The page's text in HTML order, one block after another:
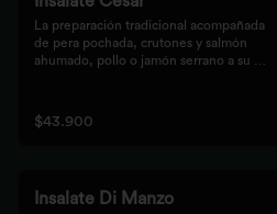
La preparación tradicional acompañada
de pera pochada, crutones y salmón
ahumado, pollo o jamón serrano a su
$43.900
Insalate Di Manzo